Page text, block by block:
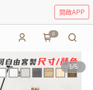
開啟APP
0
1/5